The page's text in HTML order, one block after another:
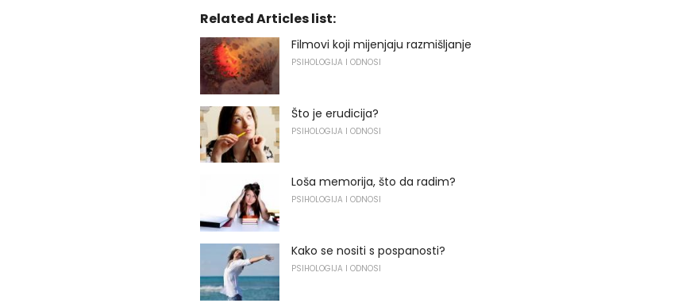
Related Articles list:
Filmovi koji mijenjaju razmišljanje
PSIHOLOGIJA I ODNOSI
Što je erudicija?
PSIHOLOGIJA I ODNOSI
Loša memorija, što da radim?
PSIHOLOGIJA I ODNOSI
Kako se nositi s pospanosti?
PSIHOLOGIJA I ODNOSI